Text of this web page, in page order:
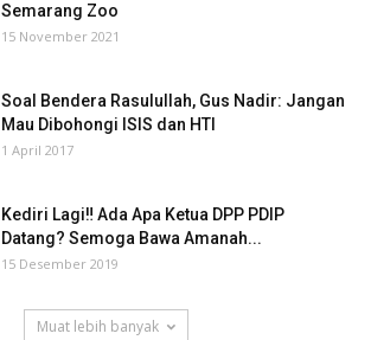
Semarang Zoo
15 November 2021
Soal Bendera Rasulullah, Gus Nadir: Jangan
Mau Dibohongi ISIS dan HTI
1 April 2017
Kediri Lagi‼ Ada Apa Ketua DPP PDIP
Datang? Semoga Bawa Amanah...
15 Desember 2019
Muat lebih banyak